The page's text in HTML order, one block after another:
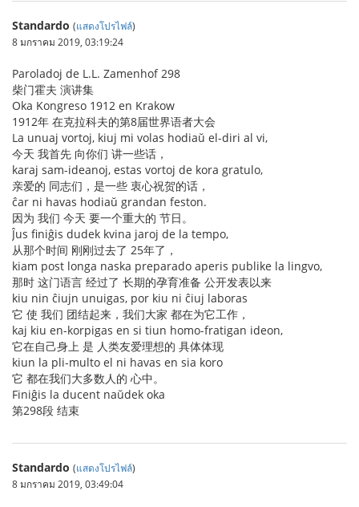
Standardo (แสดงโปรไฟล์)
8 มกราคม 2019, 03:19:24
Paroladoj de L.L. Zamenhof 298
柴门霍夫 演讲集
Oka Kongreso 1912 en Krakow
1912年 在克拉科夫的第8届世界语者大会
La unuaj vortoj, kiuj mi volas hodiaŭ el-diri al vi,
今天 我首先 向你们 讲一些话，
karaj sam-ideanoj, estas vortoj de kora gratulo,
亲爱的 同志们，是一些 衷心祝贺的话，
ĉar ni havas hodiaŭ grandan feston.
因为 我们 今天 要一个重大的 节日。
Ĵus finiĝis dudek kvina jaroj de la tempo,
从那个时间 刚刚过去了 25年了，
kiam post longa naska preparado aperis publike la lingvo,
那时 这门语言 经过了 长期的孕育准备 公开发表以来
kiu nin ĉiujn unuigas, por kiu ni ĉiuj laboras
它 使 我们 团结起来，我们大家 都在为它工作，
kaj kiu en-korpigas en si tiun homo-fratigan ideon,
它在自己身上 是 人类友爱理想的 具体体现
kiun la pli-multo el ni havas en sia koro
它 都在我们大多数人的 心中。
Finiĝis la ducent naŭdek oka
第298段 结束
Standardo (แสดงโปรไฟล์)
8 มกราคม 2019, 03:49:04